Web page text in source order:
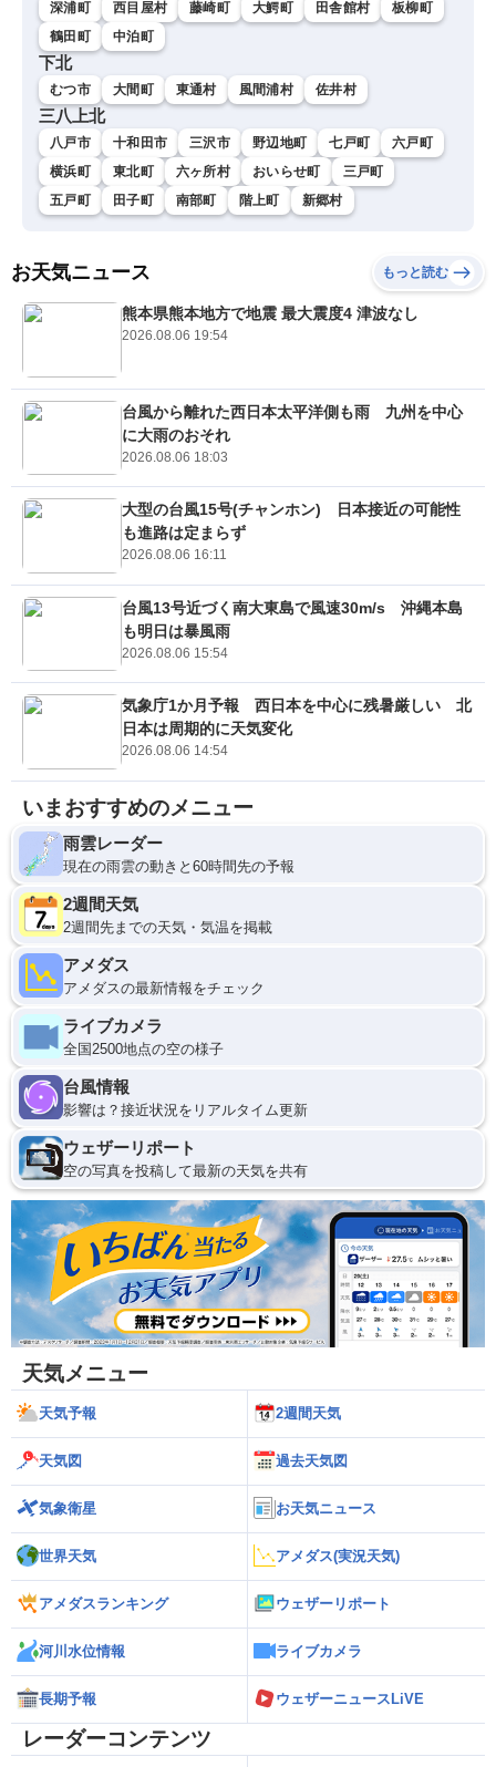
深浦町 西目屋村 藤崎町 大鰐町 田舎館村
板柳町
鶴田町
中泊町
下北
むつ市 大間町 東通村 風間浦村 佐井村
三八上北
八戸市 十和田市 三沢市 野辺地町 七戸町
六戸町
横浜町
東北町 六ヶ所村 おいらせ町
三戸町
五戸町
田子町 南部町 階上町 新郷村
お天気ニュース もっと読む
熊本県熊本地方で地震 最大震度4 津波なし
2026.08.06 19:54
台風から離れた西日本太平洋側も雨 九州を中心
に大雨のおそれ
2026.08.06 18:03
大型の台風15号(チャンホン) 日本接近の可能性
も進路は定まらず
2026.08.06 16:11
台風13号近づく南大東島で風速30m/s 沖縄本島
も明日は暴風雨
2026.08.06 15:54
気象庁1か月予報 西日本を中心に残暑厳しい 北
日本は周期的に天気変化
2026.08.06 14:54
いまおすすめのメニュー
雨雲レーダー
現在の雨雲の動きと60時間先の予報
2週間天気
2週間先までの天気・気温を掲載
アメダス
アメダスの最新情報をチェック
ライブカメラ
全国2500地点の空の様子
台風情報
影響は？接近状況をリアルタイム更新
ウェザーリポート
空の写真を投稿して最新の天気を共有
天気メニュー
天気予報 2週間天気
天気図 過去天気図
気象衛星 お天気ニュース
世界天気 アメダス(実況天気)
アメダスランキング ウェザーリポート
河川水位情報 ライブカメラ
長期予報 ウェザーニュースLiVE
レーダーコンテンツ